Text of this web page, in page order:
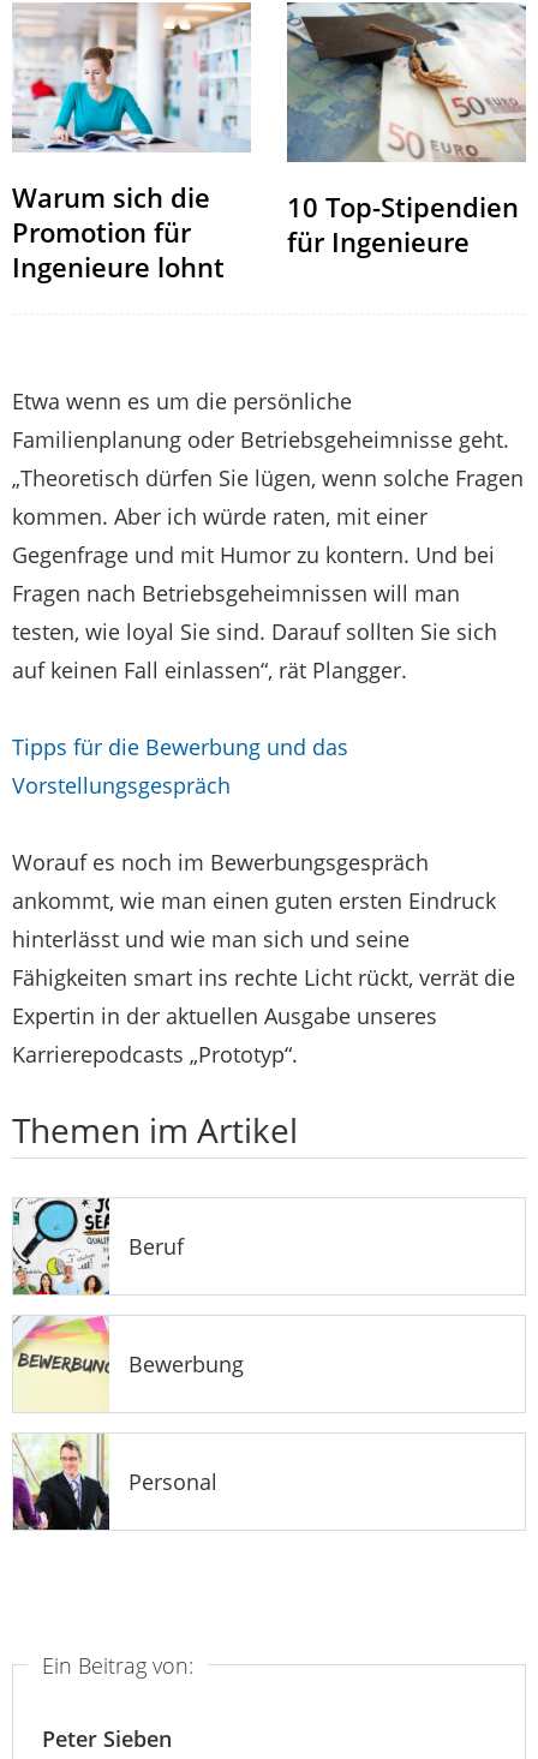
Warum sich die
Promotion für
Ingenieure lohnt
10 Top-Stipendien
für Ingenieure
Etwa wenn es um die persönliche
Familienplanung oder Betriebsgeheimnisse geht.
„Theoretisch dürfen Sie lügen, wenn solche Fragen
kommen. Aber ich würde raten, mit einer
Gegenfrage und mit Humor zu kontern. Und bei
Fragen nach Betriebsgeheimnissen will man
testen, wie loyal Sie sind. Darauf sollten Sie sich
auf keinen Fall einlassen“, rät Plangger.
Tipps für die Bewerbung und das
Vorstellungsgespräch
Worauf es noch im Bewerbungsgespräch
ankommt, wie man einen guten ersten Eindruck
hinterlässt und wie man sich und seine
Fähigkeiten smart ins rechte Licht rückt, verrät die
Expertin in der aktuellen Ausgabe unseres
Karrierepodcasts „Prototyp“.
Themen im Artikel
Beruf
Bewerbung
Personal
Ein Beitrag von:
Peter Sieben